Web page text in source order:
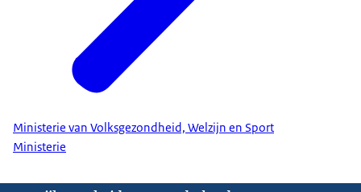
Ministerie van Volksgezondheid, Welzijn en Sport
Ministerie